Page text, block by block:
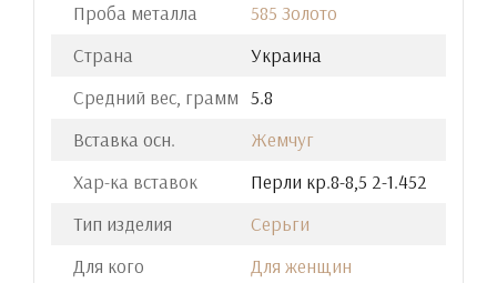
Проба металла
585 Золото
Страна
Украина
Средний вес, грамм 5.8
Вставка осн.
Жемчуг
Хар-ка вставок
Перли кр.8-8,5 2-1.452
Тип изделия
Серьги
Для кого
Для женщин